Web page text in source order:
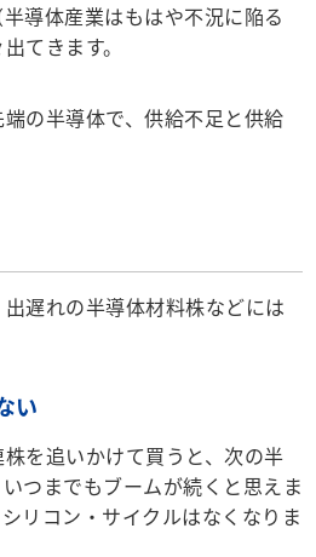
導体産業はもはや不況に陥る
てきます。
の半導体で、供給不足と供給
遅れの半導体材料株などには
い
を追いかけて買うと、次の半
つまでもブームが続くと思えま
リコン・サイクルはなくなりま